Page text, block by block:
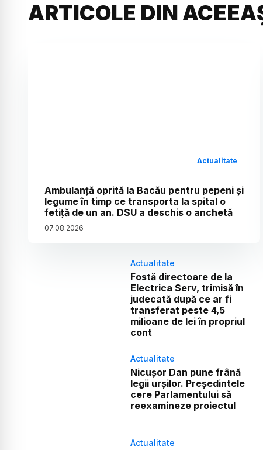
ARTICOLE DIN
Actualitate
Ambulanță oprită la Bacău pentru pepeni și
legume în timp ce transporta la spital o
fetiță de un an. DSU a deschis o anchetă
07.08.2026
Actualitate
Fostă directoare de la
Electrica Serv, trimisă în
judecată după ce ar fi
transferat peste 4,5
milioane de lei în propriul
cont
Actualitate
Nicușor Dan pune frână
legii urșilor. Președintele
cere Parlamentului să
reexamineze proiectul
Actualitate